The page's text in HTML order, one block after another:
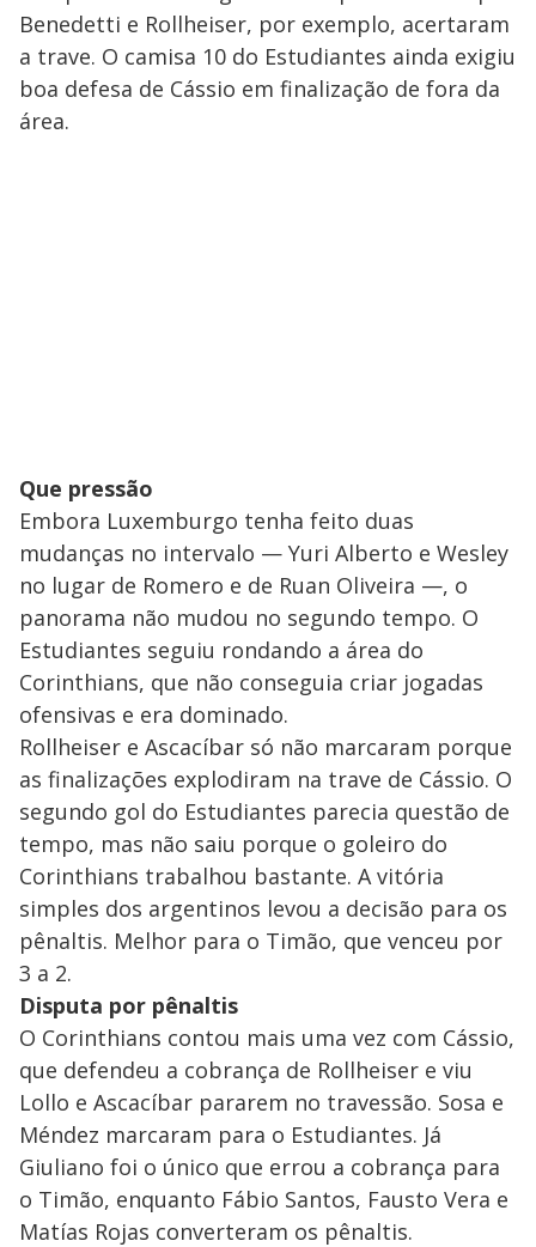
Benedetti e Rollheiser, por exemplo, acertaram
a trave. O camisa 10 do Estudiantes ainda exigiu
boa defesa de Cássio em finalização de fora da
área.
Que pressão
Embora Luxemburgo tenha feito duas
mudanças no intervalo — Yuri Alberto e Wesley
no lugar de Romero e de Ruan Oliveira —, o
panorama não mudou no segundo tempo. O
Estudiantes seguiu rondando a área do
Corinthians, que não conseguia criar jogadas
ofensivas e era dominado.
Rollheiser e Ascacíbar só não marcaram porque
as finalizações explodiram na trave de Cássio. O
segundo gol do Estudiantes parecia questão de
tempo, mas não saiu porque o goleiro do
Corinthians trabalhou bastante. A vitória
simples dos argentinos levou a decisão para os
pênaltis. Melhor para o Timão, que venceu por
3 a 2.
Disputa por pênaltis
O Corinthians contou mais uma vez com Cássio,
que defendeu a cobrança de Rollheiser e viu
Lollo e Ascacíbar pararem no travessão. Sosa e
Méndez marcaram para o Estudiantes. Já
Giuliano foi o único que errou a cobrança para
o Timão, enquanto Fábio Santos, Fausto Vera e
Matías Rojas converteram os pênaltis.